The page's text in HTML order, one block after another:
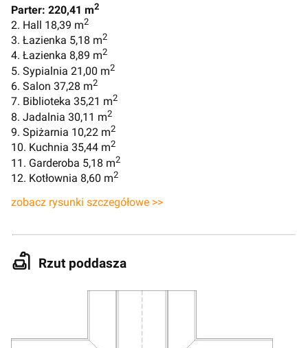
Parter: 220,41 m2
2. Hall 18,39 m2
3. Łazienka 5,18 m2
4. Łazienka 8,89 m2
5. Sypialnia 21,00 m2
6. Salon 37,28 m2
7. Biblioteka 35,21 m2
8. Jadalnia 30,11 m2
9. Spiżarnia 10,22 m2
10. Kuchnia 35,44 m2
11. Garderoba 5,18 m2
12. Kotłownia 8,60 m2
zobacz rysunki szczegółowe >>
Rzut poddasza